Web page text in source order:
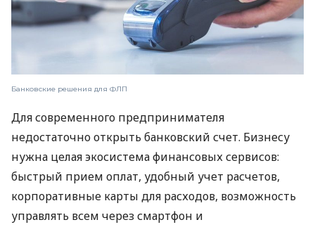
Банковские решения для ФЛП
Для современного предпринимателя
недостаточно открыть банковский счет. Бизнесу
нужна целая экосистема финансовых сервисов:
быстрый прием оплат, удобный учет расчетов,
корпоративные карты для расходов, возможность
управлять всем через смартфон и